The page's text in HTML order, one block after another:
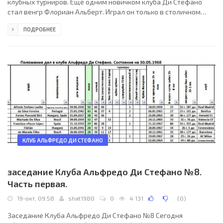
клубных турниров. Ещё одним новичком клуба Ди Стефано
стал венгр Флориан Альберт. Играл он только в столичном
Ярмарок 19. Больше всего забил в сезоне 1966/1967 года – 8
своём активе имел уже 28 голов, а это ни много ни мало уже
седьмое место бомбардирского рейтинга,
ПОДРОБНЕЕ
КЛУБ АЛЬФРЕДО ДИ СТЕФАНО
заседание Клуба Альфредо Ди Стефано №8.
Часть первая.
19-окт, 09:58 shat1980 0 4 131 (0)
Заседание Клуба Альфредо Ди Стефано №8 Сегодня